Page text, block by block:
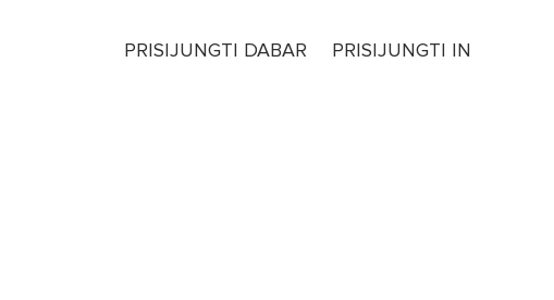
PRISIJUNGTI DABAR PRISIJUNGTI IN